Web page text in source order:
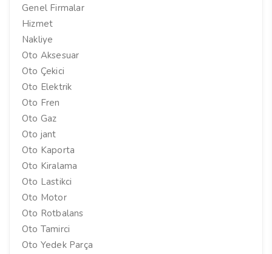
Genel Firmalar
Hizmet
Nakliye
Oto Aksesuar
Oto Çekici
Oto Elektrik
Oto Fren
Oto Gaz
Oto jant
Oto Kaporta
Oto Kiralama
Oto Lastikci
Oto Motor
Oto Rotbalans
Oto Tamirci
Oto Yedek Parça